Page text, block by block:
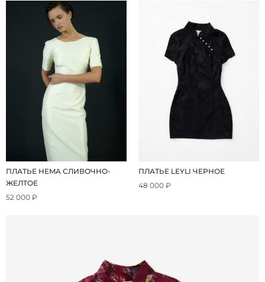
ПЛАТЬЕ HEMA СЛИВОЧНО-
ЖЕЛТОЕ
52 000 ₽
ПЛАТЬЕ LEYLI ЧЕРНОЕ
48 000 ₽